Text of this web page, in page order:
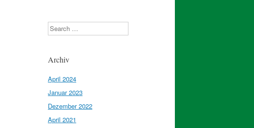
Search
Archiv
April 2024
Januar 2023
Dezember 2022
April 2021